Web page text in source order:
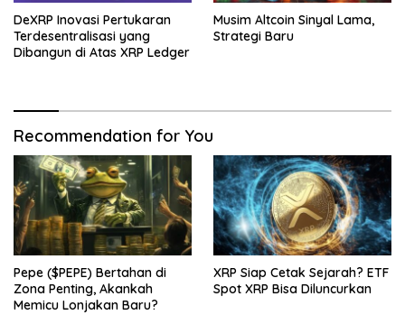
DeXRP Inovasi Pertukaran
Terdesentralisasi yang
Dibangun di Atas XRP Ledger
Musim Altcoin Sinyal Lama,
Strategi Baru
Recommendation for You
Pepe ($PEPE) Bertahan di
Zona Penting, Akankah
Memicu Lonjakan Baru?
XRP Siap Cetak Sejarah? ETF
Spot XRP Bisa Diluncurkan